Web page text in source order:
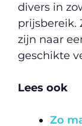
divers in
prijsbereik.
zijn naar
geschikte
Lees ook
Zo